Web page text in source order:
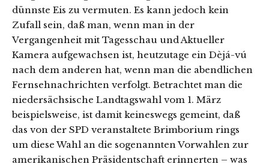
dünnste Eis zu vermuten. Es kann jedoch kein
Zufall sein, daß man, wenn man in der
Vergangenheit mit Tagesschau und Aktueller
Kamera aufgewachsen ist, heutzutage ein Dèjá-vú
nach dem anderen hat, wenn man die abendlichen
Fernsehnachrichten verfolgt. Betrachtet man die
niedersächsische Landtagswahl vom 1. März
beispielsweise, ist damit keineswegs gemeint, daß
das von der SPD veranstaltete Brimborium rings
um diese Wahl an die sogenannten Vorwahlen zur
amerikanischen Präsidentschaft erinnerten – was